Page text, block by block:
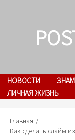
НОВОСТИ
ЛИЧНАЯ ЖИЗНЬ
Главная
Как сделать слайм